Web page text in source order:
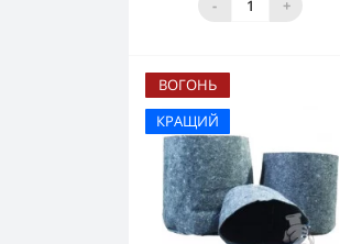
- +
ВОГОНЬ
КРАЩИЙ